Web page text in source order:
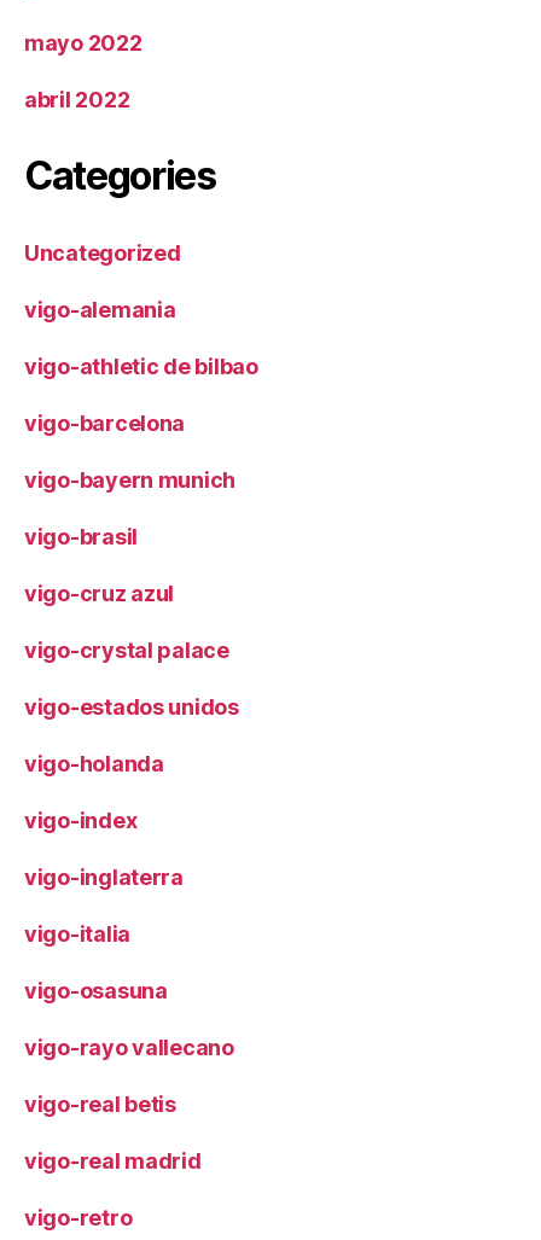
mayo 2022
abril 2022
Categories
Uncategorized
vigo-alemania
vigo-athletic de bilbao
vigo-barcelona
vigo-bayern munich
vigo-brasil
vigo-cruz azul
vigo-crystal palace
vigo-estados unidos
vigo-holanda
vigo-index
vigo-inglaterra
vigo-italia
vigo-osasuna
vigo-rayo vallecano
vigo-real betis
vigo-real madrid
vigo-retro